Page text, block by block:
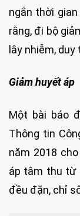
ngắn thời
rằng, đi bộ
lây nhiễm,
Giảm huyết áp
Một bài báo
Thông tin
năm 2018
áp tâm thu từ
đều đặn, chỉ